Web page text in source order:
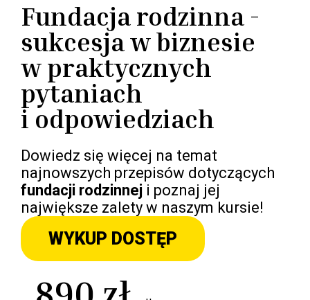
Fundacja rodzinna -
sukcesja w biznesie
w praktycznych
pytaniach
i odpowiedziach
Dowiedz się więcej na temat
najnowszych przepisów dotyczących
fundacji rodzinnej i poznaj jej
największe zalety w naszym kursie!
WYKUP DOSTĘP